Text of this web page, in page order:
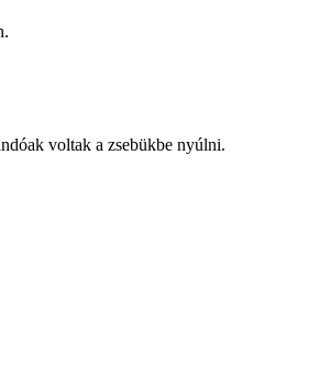
voltak a zsebükbe nyúlni.